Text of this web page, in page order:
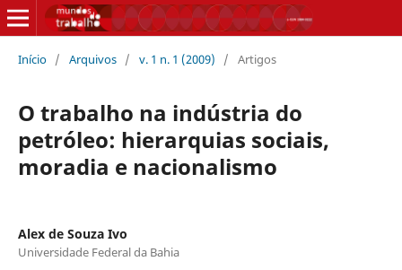
Início / Arquivos / v. 1 n. 1 (2009) / Artigos
O trabalho na indústria do
petróleo: hierarquias sociais,
moradia e nacionalismo
Alex de Souza Ivo
Universidade Federal da Bahia